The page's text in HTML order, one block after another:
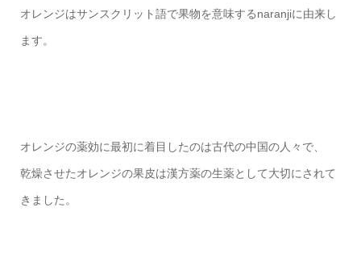
オレンジはサンスクリット語で果物を意味するnaranjiに由来し
ます。
オレンジの薬効に最初に着目したのは古代の中国の人々で、
乾燥させたオレンジの果皮は漢方薬の生薬として大切にされて
きました。